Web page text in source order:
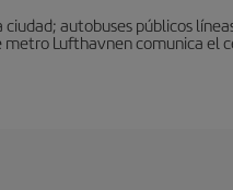
autobuses públicos
Lufthavnen comunica el